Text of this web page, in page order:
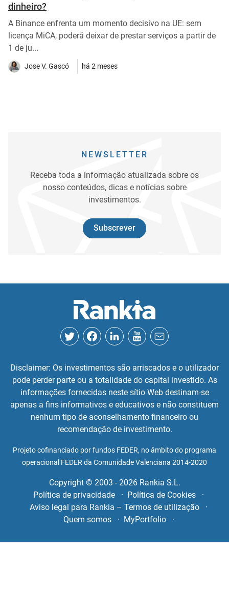
dinheiro?
A Binance enfrenta um momento decisivo na UE: sem
licença MiCA, poderá deixar de prestar serviços a partir de
1 de ju...
Jose V. Gascó há 2 meses
NEWSLETTER
Receba toda a informação atualizada sobre os
nosso conteúdos, dicas e notícias sobre
investimentos.
Subscrever
Disclaimer: Os investimentos são arriscados e o utilizador
pode perder parte ou a totalidade do capital investido. As
informações fornecidas neste sítio Web destinam-se
apenas a fins informativos e educativos e não constituem
nenhum tipo de aconselhamento financeiro ou
recomendação de investimento.
Projeto cofinanciado por fundos FEDER, no âmbito do programa
operacional FEDER da Comunidade Valenciana 2014-2020
Copyright © 2003 - 2026 Rankia S.L.
Política de privacidade
Política de Cookies
Aviso legal para Rankia – Termos de utilização
Quem somos
MyPortfolio